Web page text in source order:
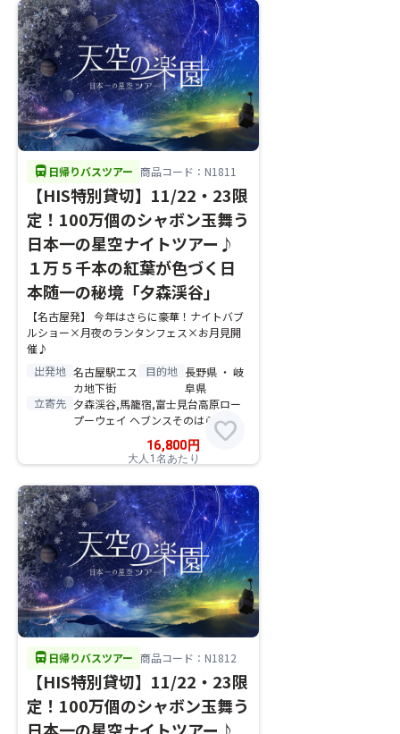
directions_bus 日帰りバスツアー 商品コード：N1811
【HIS特別貸切】11/22・23限
定！100万個のシャボン玉舞う
日本一の星空ナイトツアー♪
１万５千本の紅葉が色づく日
本随一の秘境「夕森渓谷」
【名古屋発】 今年はさらに豪華！ナイトバブ
ルショー×月夜のランタンフェス×お月見開
催♪
出発地 名古屋駅エス
カ地下街
目的地 長野県 ・ 岐
阜県
立寄先 夕森渓谷,馬籠宿,富士見台高原ロー
プーウェイ ヘブンスそのはら
16,800 円
大人1名あたり
favorite
directions_bus 日帰りバスツアー 商品コード：N1812
【HIS特別貸切】11/22・23限
定！100万個のシャボン玉舞う